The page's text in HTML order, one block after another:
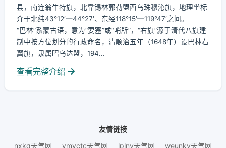
县，南连翁牛特旗，北靠锡林郭勒盟西乌珠穆沁旗，地理坐标
介于北纬43°12′—44°27′、东经118°15′—119°47′之间。
“巴林”系蒙古语，意为“要塞”或“哨所”，“右旗”源于清代八旗建
制中按方位划分的行政命名，清顺治五年（1648年）设巴林右
翼旗，隶属昭乌达盟，194...
查看完整介绍
友情链接
nxkq天气网
ymvctc天气网 lplny天气网 weunky天气网